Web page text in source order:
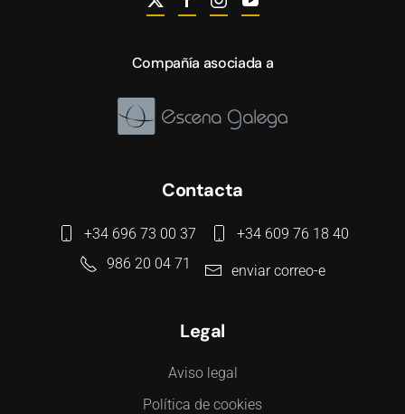
Compañía asociada a
Contacta
+34 696 73 00 37
+34 609 76 18 40
986 20 04 71
enviar correo-e
Legal
Aviso legal
Política de cookies